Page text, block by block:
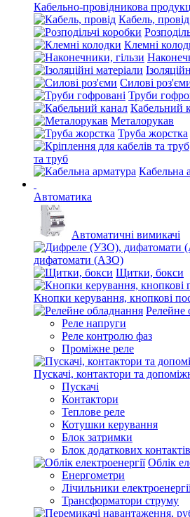
Кабельно-провідникова
Кабель, провід
Клемні
Силові
Труби
Кабельний
Металорукав
Труба жорстка
та труб
Кабельна
Автоматика
Автоматичні вимикачі
дифатомати (АЗО)
Щитки, бокси
Кнопки керування, кнопкові
Релейне
Реле напруги
Реле контролю фаз
Проміжне реле
Пускачі, контактори та
Пускачі
Контактори
Теплове реле
Котушки керування
Блок затримки
Блок додаткових контактів
Облік
Енергометри
Лічильники
Трансформатори струму